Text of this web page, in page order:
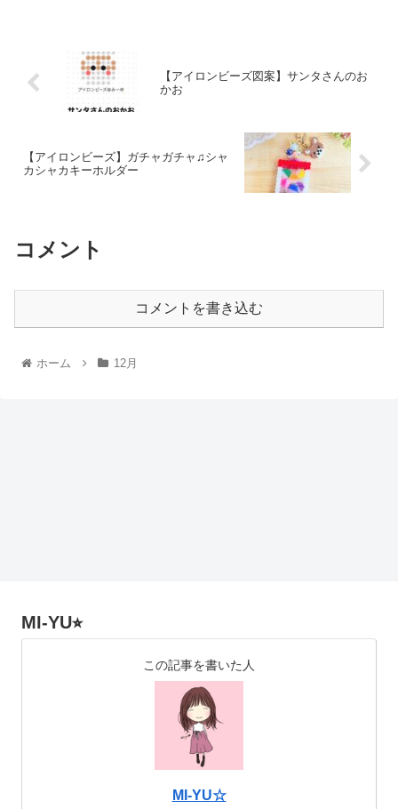
【アイロンビーズ図案】サンタさんのお
かお
【アイロンビーズ】ガチャガチャ♫シャ
カシャカキーホルダー
コメント
コメントを書き込む
ホーム 12月
MI-YU⭐︎
この記事を書いた人
MI-YU☆